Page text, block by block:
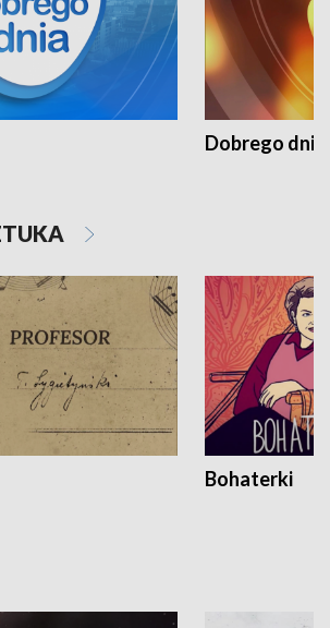
Dobrego dnia
Bohaterki